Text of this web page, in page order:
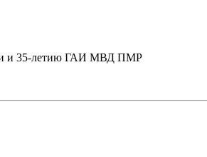
и 35-летию ГАИ МВД ПМР